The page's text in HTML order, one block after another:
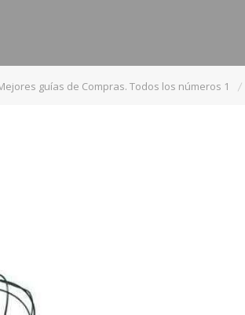
guías de Compras. Todos los números 1